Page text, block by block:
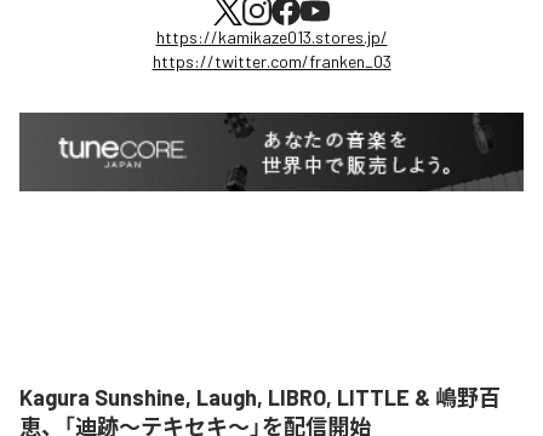
https://kamikaze013.stores.jp/
https://twitter.com/franken_03
Kagura Sunshine, Laugh, LIBRO, LITTLE & 嶋野百
恵、「迪跡〜テキセキ〜」を配信開始